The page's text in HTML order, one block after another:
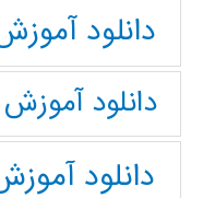
دانلود
دانلود
دانلود